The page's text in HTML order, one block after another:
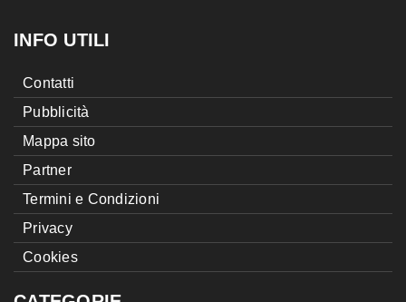
INFO UTILI
Contatti
Pubblicità
Mappa sito
Partner
Termini e Condizioni
Privacy
Cookies